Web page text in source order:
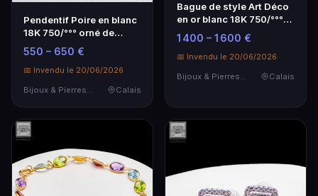
Pendentif Poire en blanc
18K 750/°°° orné de
diamants taille…
550 – 650 €
📅 Invendu le 20/06/2026
Calais
Bague de style Art Déco
en or blanc 18K 750/°°°
ornée d'une …
1 400 – 1 600 €
📅 Invendu le 20/06/2026
Bijoux & Pierres Précieuses
Calais